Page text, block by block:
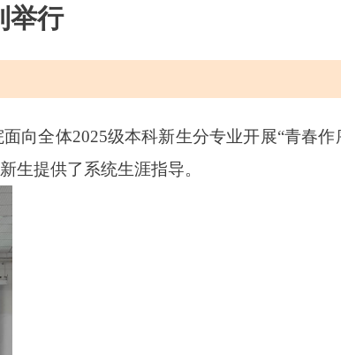
举行
面向全体2025级本科新生分专业开展“青春作
生提供了系统生涯指导。